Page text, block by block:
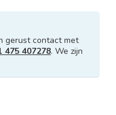
gerust contact met
475 407278. We zijn